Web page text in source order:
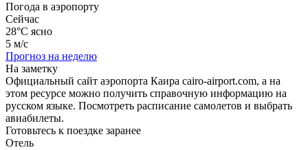
Погода в аэропорту
Сейчас
28°C ясно
5 м/с
Прогноз на неделю
На заметку
Официальный сайт аэропорта Каира cairo-airport.com, а на
этом ресурсе можно получить справочную информацию на
русском языке. Посмотреть расписание самолетов и выбрать
авиабилеты.
Готовьтесь к поездке заранее
Отель